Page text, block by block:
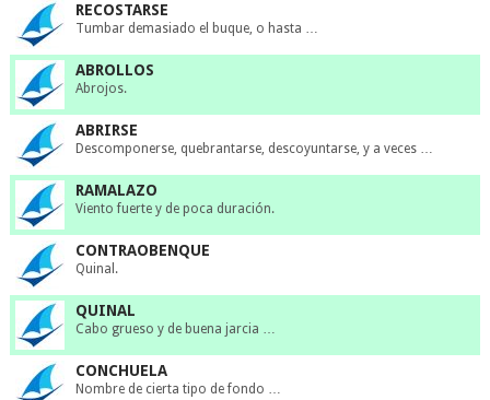
RECOSTARSE
Tumbar demasiado el buque, o hasta …
ABROLLOS
Abrojos.
ABRIRSE
Descomponerse, quebrantarse, descoyuntarse, y a veces …
RAMALAZO
Viento fuerte y de poca duración.
CONTRAOBENQUE
Quinal.
QUINAL
Cabo grueso y de buena jarcia …
CONCHUELA
Nombre de cierta tipo de fondo …